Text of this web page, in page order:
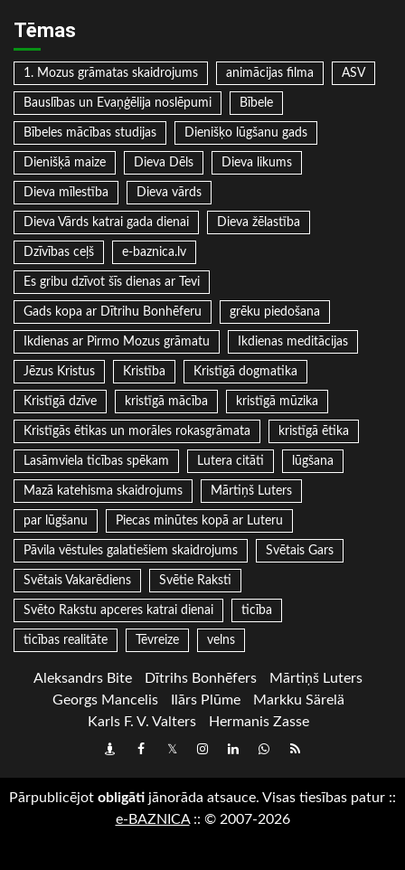
Tēmas
1. Mozus grāmatas skaidrojums animācijas filma ASV
Bauslības un Evaņģēlija noslēpumi Bībele
Bībeles mācības studijas Dienišķo lūgšanu gads
Dienišķā maize Dieva Dēls Dieva likums
Dieva mīlestība Dieva vārds
Dieva Vārds katrai gada dienai Dieva žēlastība
Dzīvības ceļš e-baznica.lv
Es gribu dzīvot šīs dienas ar Tevi
Gads kopa ar Dītrihu Bonhēferu grēku piedošana
Ikdienas ar Pirmo Mozus grāmatu Ikdienas meditācijas
Jēzus Kristus Kristība Kristīgā dogmatika
Kristīgā dzīve kristīgā mācība kristīgā mūzika
Kristīgās ētikas un morāles rokasgrāmata kristīgā ētika
Lasāmviela ticības spēkam Lutera citāti lūgšana
Mazā katehisma skaidrojums Mārtiņš Luters
par lūgšanu Piecas minūtes kopā ar Luteru
Pāvila vēstules galatiešiem skaidrojums Svētais Gars
Svētais Vakarēdiens Svētie Raksti
Svēto Rakstu apceres katrai dienai ticība
ticības realitāte Tēvreize velns
Aleksandrs Bite Dītrihs Bonhēfers
Mārtiņš Luters
Georgs Mancelis
Ilārs Plūme
Markku Särelä
Karls F. V. Valters
Hermanis Zasse
DraugiemFacebook
TwitterInstagram
LinkedInwhatsapp
RSS
Pārpublicējot obligāti jānorāda atsauce. Visas tiesības patur ::
e-BAZNICA:: © 2007-2026